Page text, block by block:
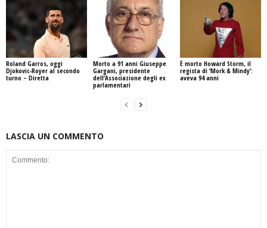
Roland Garros, oggi
Djokovic-Royer al secondo
turno – Diretta
Morto a 91 anni Giuseppe
Gargani, presidente
dell’Associazione degli ex
parlamentari
È morto Howard Storm, il
regista di ‘Mork & Mindy’:
aveva 94 anni
LASCIA UN COMMENTO